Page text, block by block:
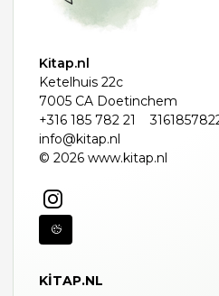
Kitap.nl
Ketelhuis 22c
7005 CA Doetinchem
+316 185 782 21
info@kitap.nl
© 2026 www.kitap.nl
KITAP.NL